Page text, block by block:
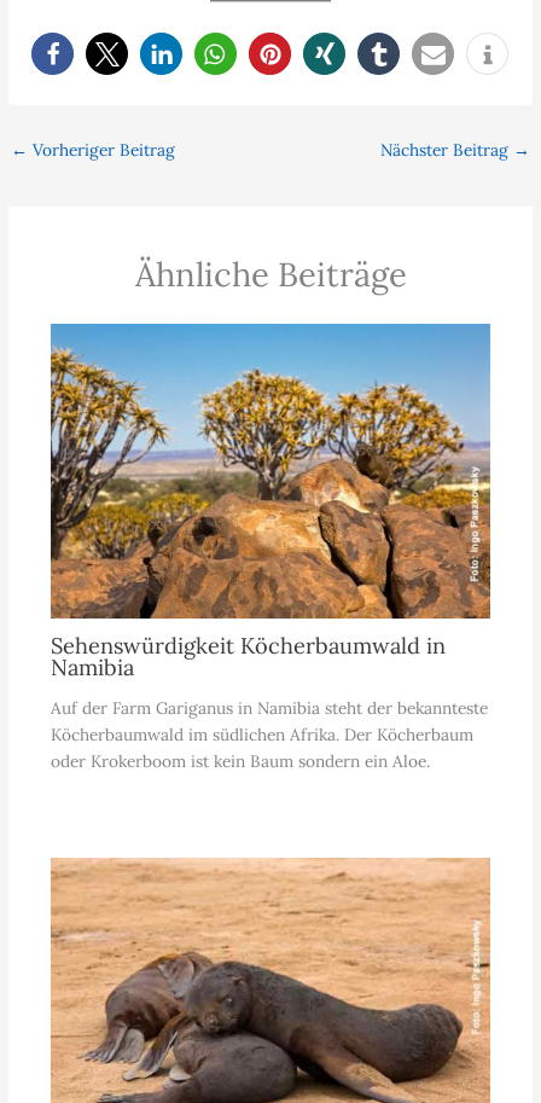
← Vorheriger Beitrag Nächster Beitrag →
Ähnliche Beiträge
Sehenswürdigkeit Köcherbaumwald in
Namibia
Auf der Farm Gariganus in Namibia steht der bekannteste
Köcherbaumwald im südlichen Afrika. Der Köcherbaum
oder Krokerboom ist kein Baum sondern ein Aloe.